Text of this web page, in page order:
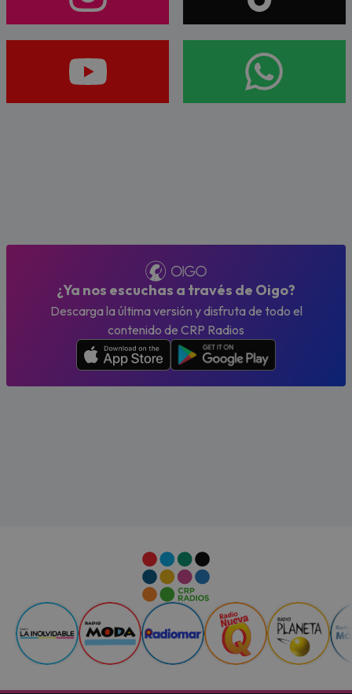
¿Ya nos escuchas a través de Oigo?
Descarga la última versión y disfruta de todo el
contenido de CRP Radios